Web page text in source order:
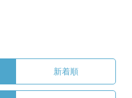
新着順